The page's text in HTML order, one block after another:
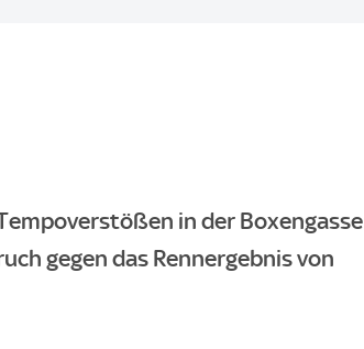
in der Boxengasse
gegen das Rennergebnis von